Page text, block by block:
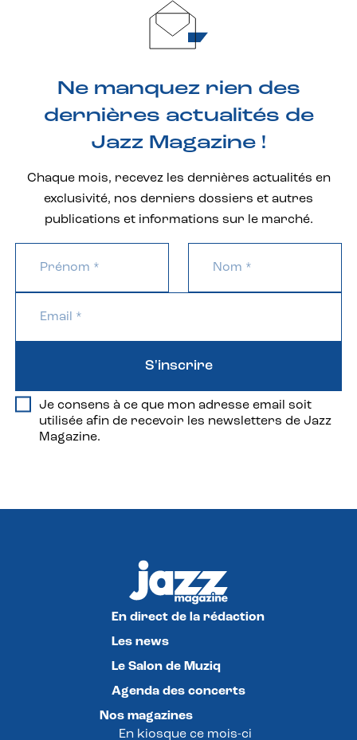
Ne manquez rien des
dernières actualités de
Jazz Magazine !
Chaque mois, recevez les dernières actualités en
exclusivité, nos derniers dossiers et autres
publications et informations sur le marché.
Je consens à ce que mon adresse email soit
utilisée afin de recevoir les newsletters de Jazz
Magazine.
S'inscrire
En direct de la rédaction
Les news
Le Salon de Muziq
Agenda des concerts
Nos magazines
En kiosque ce mois-ci